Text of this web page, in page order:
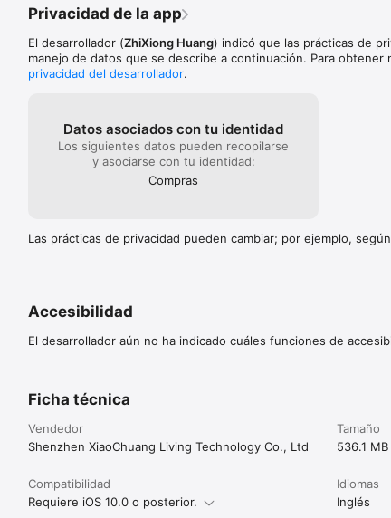
Privacidad de la app
El desarrollador (ZhiXiong Huang) indicó que las prácticas de
manejo de datos que se describe a continuación. Para obtener
privacidad del desarrollador.
Datos asociados con tu identidad
Los siguientes datos pueden recopilarse
y asociarse con tu identidad:
Compras
Las prácticas de privacidad pueden cambiar; por ejemplo,
Accesibilidad
El desarrollador aún no ha indicado cuáles funciones de
Ficha técnica
Vendedor
Shenzhen XiaoChuang Living Technology Co., Ltd
Tamaño
536.1 MB
Compatibilidad
Requiere iOS 10.0 o posterior.
Idiomas
Inglés